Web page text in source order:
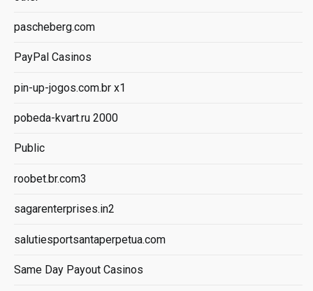
pascheberg.com
PayPal Casinos
pin-up-jogos.com.br x1
pobeda-kvart.ru 2000
Public
roobet.br.com3
sagarenterprises.in2
salutiesportsantaperpetua.com
Same Day Payout Casinos